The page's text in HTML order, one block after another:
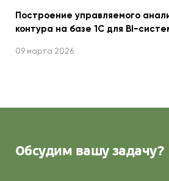
Построение управляемого
контура на базе 1С для BI-
09 марта 2026
Обсудим вашу задачу?